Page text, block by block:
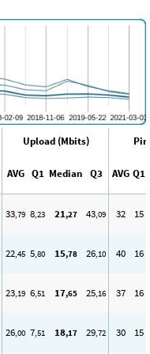
Upload (Mbits)
AVG Q1 Median Q3 AVG Q1
33,79 8,23 21,27 43,09 32 15
22,45 5,80 15,78 26,10 40 16
23,19 6,51 17,65 25,16 37 16
26,00 7,51 18,17 29,72 30 15